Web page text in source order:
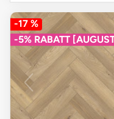
-17 %
-5% RABATT